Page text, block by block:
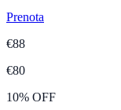
Prenota
€88
€80
10% OFF